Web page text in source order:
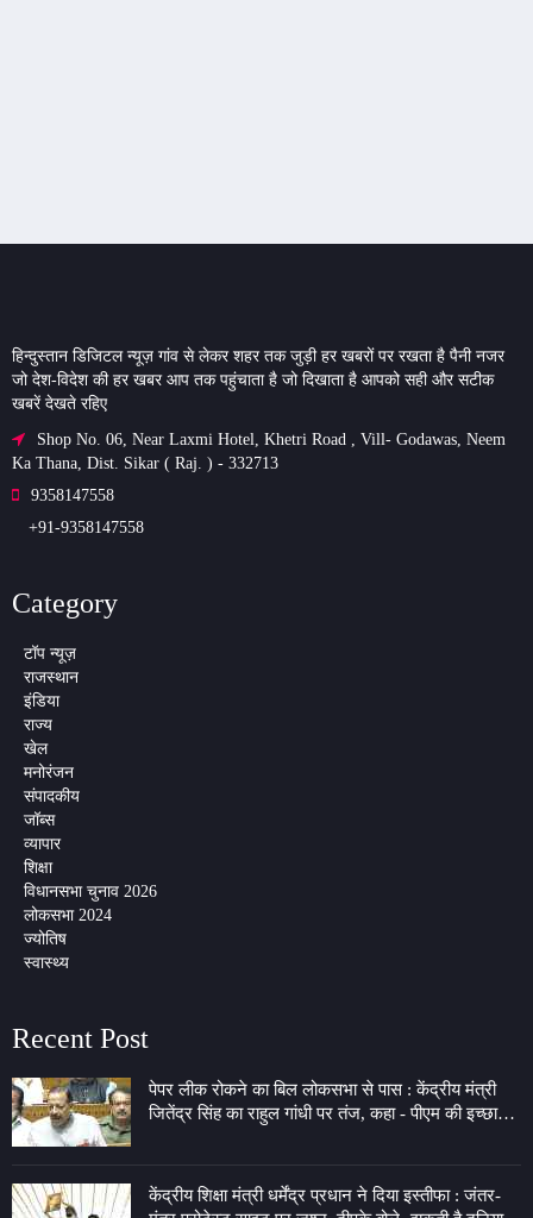
हिन्दुस्तान डिजिटल न्यूज़ गांव से लेकर शहर तक जुड़ी हर खबरों पर रखता है पैनी नजर
जो देश-विदेश की हर खबर आप तक पहुंचाता है जो दिखाता है आपको सही और सटीक
खबरें देखते रहिए
Shop No. 06, Near Laxmi Hotel, Khetri Road , Vill- Godawas, Neem
Ka Thana, Dist. Sikar ( Raj. ) - 332713
9358147558
+91-9358147558
Category
टॉप न्यूज़
राजस्थान
इंडिया
राज्य
खेल
मनोरंजन
संपादकीय
जॉब्स
व्यापार
शिक्षा
विधानसभा चुनाव 2026
लोकसभा 2024
ज्योतिष
स्वास्थ्य
Recent Post
पेपर लीक रोकने का बिल लोकसभा से पास : केंद्रीय मंत्री
जितेंद्र सिंह का राहुल गांधी पर तंज, कहा - पीएम की इच्छा
केंद्रीय शिक्षा मंत्री धर्मेंद्र प्रधान ने दिया इस्तीफा : जंतर-